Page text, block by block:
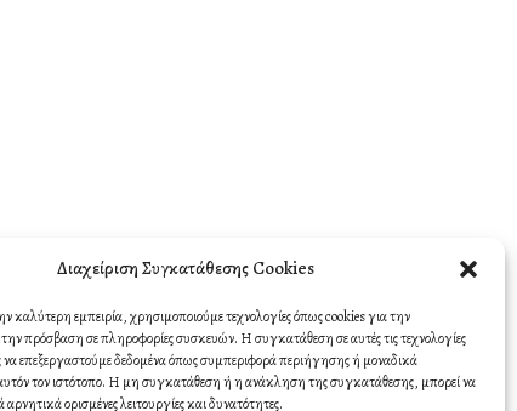
Διαχείριση Συγκατάθεσης Cookies
καλύτερη εμπειρία, χρησιμοποιούμε τεχνολογίες όπως cookies για την
πρόσβαση σε πληροφορίες συσκευών. Η συγκατάθεση σε αυτές τις τεχνολογίες
να επεξεργαστούμε δεδομένα όπως συμπεριφορά περιήγησης ή μοναδικά
τον ιστότοπο. Η μη συγκατάθεση ή η ανάκληση της συγκατάθεσης, μπορεί να
ορισμένες λειτουργίες και δυνατότητες.